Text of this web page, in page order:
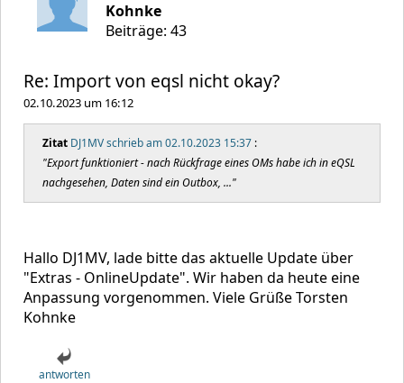
Kohnke
Beiträge: 43
Re: Import von eqsl nicht okay?
02.10.2023 um 16:12
Zitat DJ1MV schrieb am 02.10.2023 15:37 :
"Export funktioniert - nach Rückfrage eines OMs habe ich in eQSL
nachgesehen, Daten sind ein Outbox, ..."
Hallo DJ1MV, lade bitte das aktuelle Update über
"Extras - OnlineUpdate". Wir haben da heute eine
Anpassung vorgenommen. Viele Grüße Torsten
Kohnke
antworten